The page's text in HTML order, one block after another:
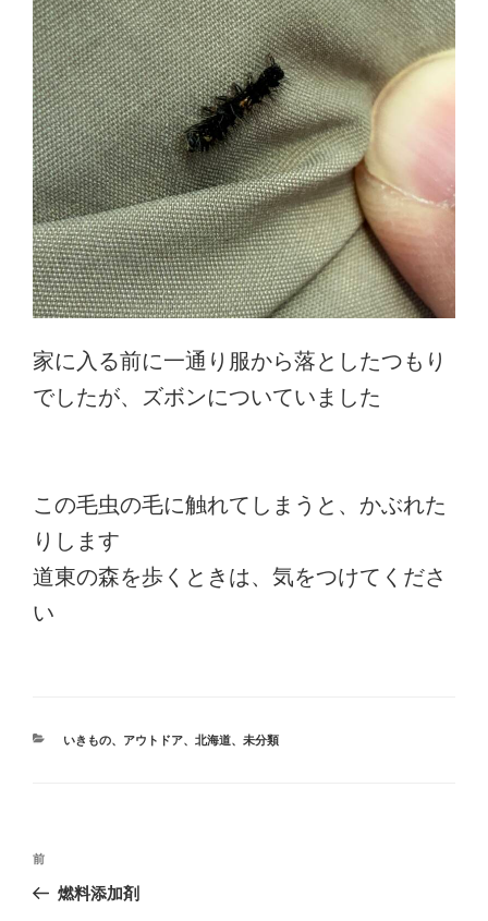
家に入る前に一通り服から落としたつもり
でしたが、ズボンについていました
この毛虫の毛に触れてしまうと、かぶれた
りします
道東の森を歩くときは、気をつけてくださ
い
カ
いきもの、 アウトドア、 北海道、 未分類
投
前
の
前
燃料添加剤